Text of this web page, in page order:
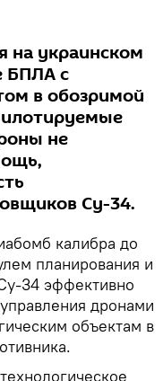
на украинском
БПЛА с
в обозримой
не
Су-34.
калибра до
планирования и
34 эффективно
дронами
объектам в